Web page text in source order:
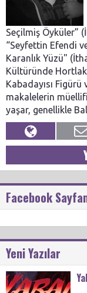
Seçilmiş Öyküler”
“Seyfettin Efendi
Karanlık Yüzü"
Kültüründe
Kabadayısı Figürü
makalelerin
yaşar, genellikle
Facebook
Yeni Yazılar